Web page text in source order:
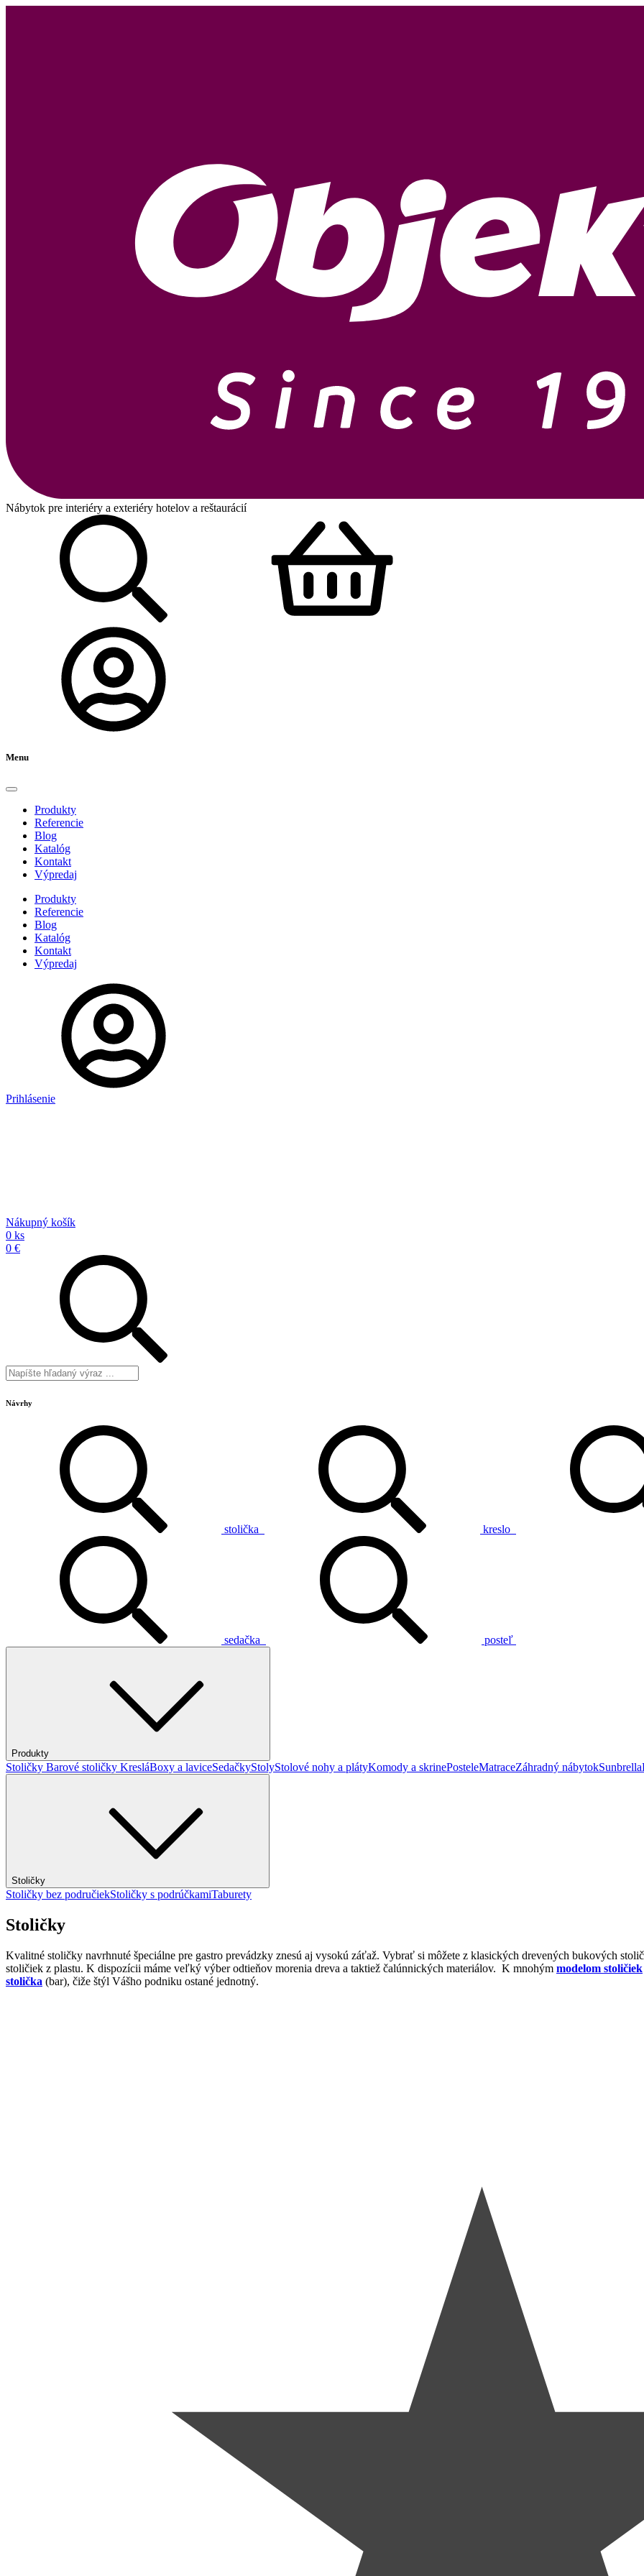
Nábytok pre interiéry a exteriéry hotelov a reštaurácií
Menu
Produkty
Referencie
Blog
Katalóg
Kontakt
Výpredaj
Produkty
Referencie
Blog
Katalóg
Kontakt
Výpredaj
Prihlásenie
Nákupný košík
0 ks
0 €
Návrhy
stolička kreslo
sedačka posteľ
Produkty
Stoličky Barové stoličky KresláBoxy a laviceSedačkyStolyStolové nohy a plátyKomody a skrinePosteleMatraceZáhradný nábytokSunbrella
Stoličky
Stoličky bez područiekStoličky s podrúčkamiTaburety
Stoličky
Kvalitné stoličky navrhnuté špeciálne pre gastro prevádzky znesú aj vysokú záťaž. Vybrať si môžete z klasických drevených bukových
stoličiek z plastu. K dispozícii máme veľký výber odtieňov morenia dreva a taktiež čalúnnických materiálov. K mnohým modelom stoličiek
stolička (bar), čiže štýl Vášho podniku ostané jednotný.